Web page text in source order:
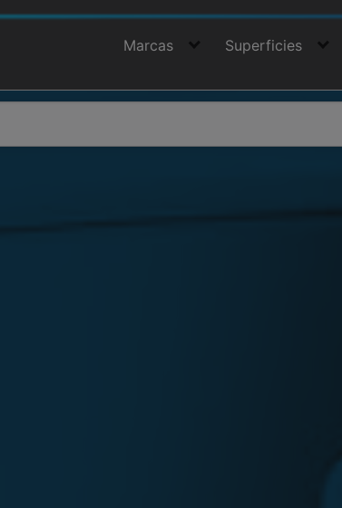
Marcas Superficies